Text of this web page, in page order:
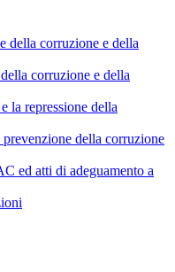
della corruzione e della
corruzione e della
la repressione della
della corruzione
ed atti di adeguamento a